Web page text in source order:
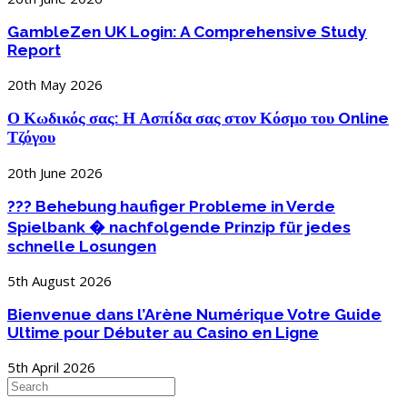
GambleZen UK Login: A Comprehensive Study
Report
20th May 2026
Ο Κωδικός σας: Η Ασπίδα σας στον Κόσμο του Online
Τζόγου
20th June 2026
??? Behebung haufiger Probleme in Verde
Spielbank � nachfolgende Prinzip für jedes
schnelle Losungen
5th August 2026
Bienvenue dans l’Arène Numérique Votre Guide
Ultime pour Débuter au Casino en Ligne
5th April 2026